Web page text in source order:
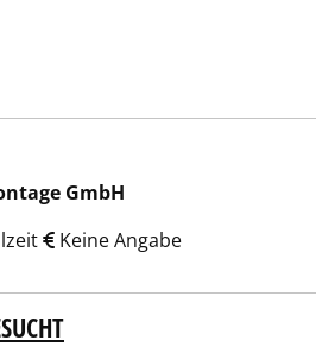
GmbH
Keine Angabe